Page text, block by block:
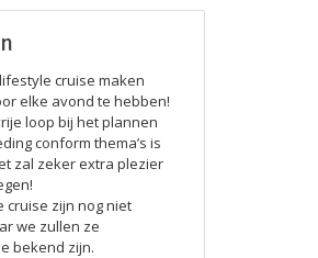
cruise maken
elke avond te hebben!
loop bij het plannen
conform thema’s is
zal zeker extra plezier
cruise zijn nog niet
we zullen ze
bekend zijn.